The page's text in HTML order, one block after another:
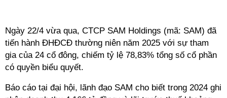
Ngày 22/4 vừa qua, CTCP SAM Holdings (mã: SAM) đã
tiến hành ĐHĐCĐ thường niên năm 2025 với sự tham
gia của 24 cổ đông, chiếm tỷ lệ 78,83% tổng số cổ phần
có quyền biểu quyết.
Báo cáo tại đại hội, lãnh đạo SAM cho biết trong 2024 ghi